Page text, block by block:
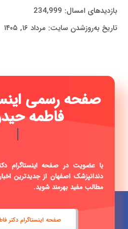
بازدیدهای امسال: 234,999
تاریخ به‌روزشدن سایت: مرداد ۱۶, ۱۴۰۵
صفحه رسمی
فاطمه
|
با عضویت در صفحه اینستاگرام
دندانپزشک اصفهان از جدیدترین
مطالب مفید بهرمند شوید.
صفحه اینستاگرام دکتر